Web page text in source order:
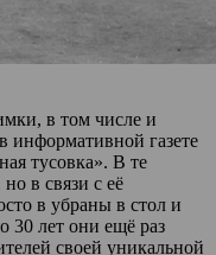
в том числе и
информативной газете
тусовка». В те
в связи с её
в убраны в стол и
30 лет они ещё раз
своей уникальной